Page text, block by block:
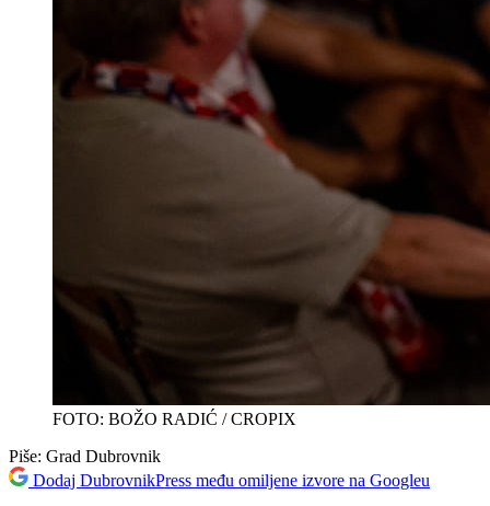
FOTO: BOŽO RADIĆ / CROPIX
Piše: Grad Dubrovnik
Dodaj DubrovnikPress među omiljene izvore na Googleu